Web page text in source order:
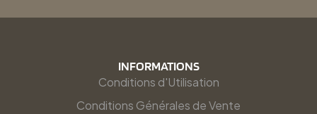
INFORMATIONS
Conditions d'Utilisation
Conditions Générales de Vente